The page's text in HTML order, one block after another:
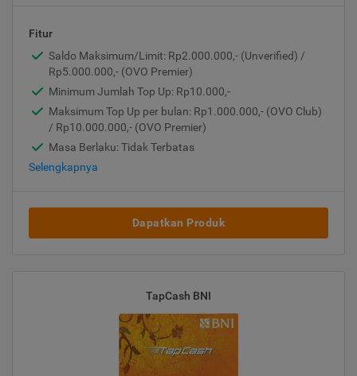
Fitur
Saldo Maksimum/Limit: Rp2.000.000,- (Unverified) /
Rp5.000.000,- (OVO Premier)
Minimum Jumlah Top Up: Rp10.000,-
Maksimum Top Up per bulan: Rp1.000.000,- (OVO Club)
/ Rp10.000.000,- (OVO Premier)
Masa Berlaku: Tidak Terbatas
Selengkapnya
Dapatkan Produk
TapCash BNI